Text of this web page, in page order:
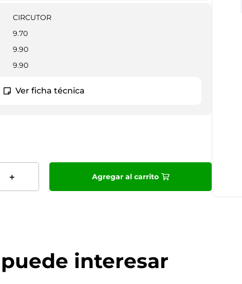
CIRCUTOR
9.70
9.90
9.90
Ver ficha técnica
＋ Agregar al carrito
interesar